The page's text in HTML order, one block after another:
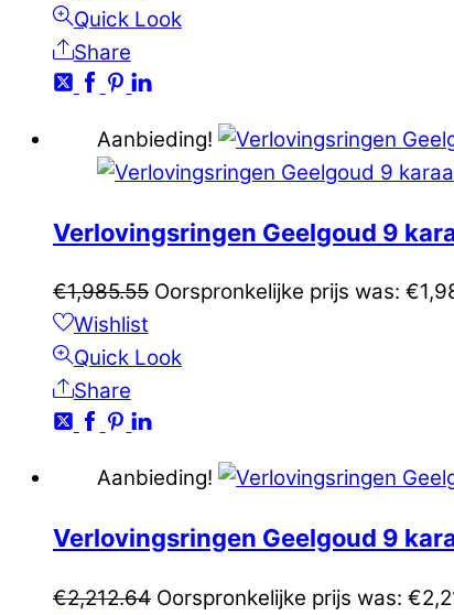
Quick Look
Share
Aanbieding!
Verlovingsringen Geelgoud 9
€1,985.55 Oorspronkelijke prijs was:
Wishlist
Quick Look
Share
Aanbieding!
Verlovingsringen Geelgoud 9
€2,212.64 Oorspronkelijke prijs was: